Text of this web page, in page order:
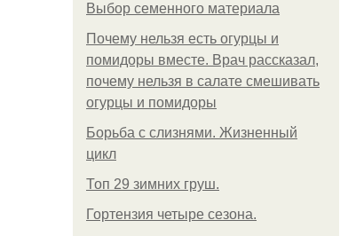
Выбор семенного материала
Почему нельзя есть огурцы и
помидоры вместе. Врач рассказал,
почему нельзя в салате смешивать
огурцы и помидоры
Борьба с слизнями. Жизненный
цикл
Топ 29 зимних груш.
Гортензия четыре сезона.